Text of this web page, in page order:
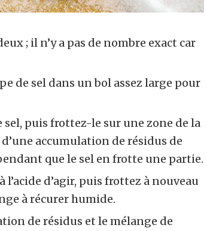
; il n’y a pas de nombre exact car
de sel dans un bol assez large pour
sel, puis frottez-le sur une zone de la
accumulation de résidus de
que le sel en frotte une partie.
d’agir, puis frottez à nouveau
à récurer humide.
de résidus et le mélange de